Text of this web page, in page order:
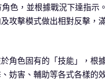
色，並根據戰況下達指示
攻擊模式做出相對反擊，
角色固有的「技能」，根
妨害、輔助等各式各樣的